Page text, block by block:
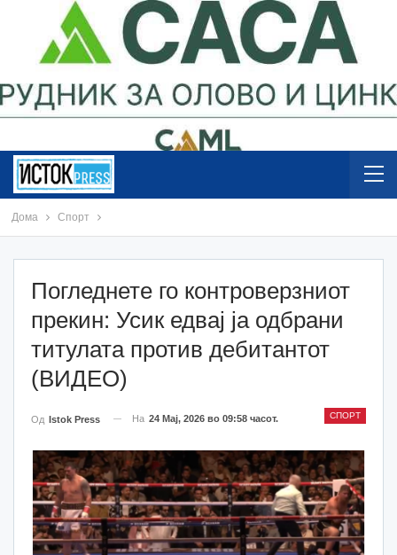
Дома Спорт
Погледнете го контроверзниот
прекин: Усик едвај ја одбрани
титулата против дебитантот
(ВИДЕО)
СПОРТ
Од Istok Press На 24 Мај, 2026 во 09:58 часот.